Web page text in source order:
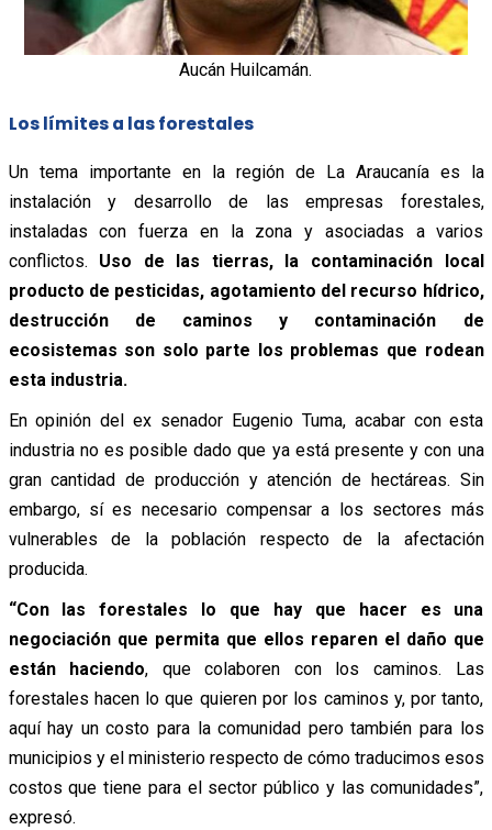
Aucán Huilcamán.
Los límites a las forestales
Un tema importante en la región de La Araucanía es la
instalación y desarrollo de las empresas forestales,
instaladas con fuerza en la zona y asociadas a varios
conflictos. Uso de las tierras, la contaminación local
producto de pesticidas, agotamiento del recurso hídrico,
destrucción de caminos y contaminación de
ecosistemas son solo parte los problemas que rodean
esta industria.
En opinión del ex senador Eugenio Tuma, acabar con esta
industria no es posible dado que ya está presente y con una
gran cantidad de producción y atención de hectáreas. Sin
embargo, sí es necesario compensar a los sectores más
vulnerables de la población respecto de la afectación
producida.
“Con las forestales lo que hay que hacer es una
negociación que permita que ellos reparen el daño que
están haciendo, que colaboren con los caminos. Las
forestales hacen lo que quieren por los caminos y, por tanto,
aquí hay un costo para la comunidad pero también para los
municipios y el ministerio respecto de cómo traducimos esos
costos que tiene para el sector público y las comunidades”,
expresó.